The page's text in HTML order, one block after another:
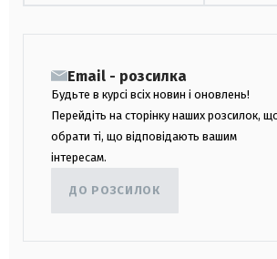
Email - розсилка
Будьте в курсі всіх новин і оновлень!
Перейдіть на сторінку наших розсилок,
обрати ті, що відповідають вашим
інтересам.
ДО РОЗСИЛОК